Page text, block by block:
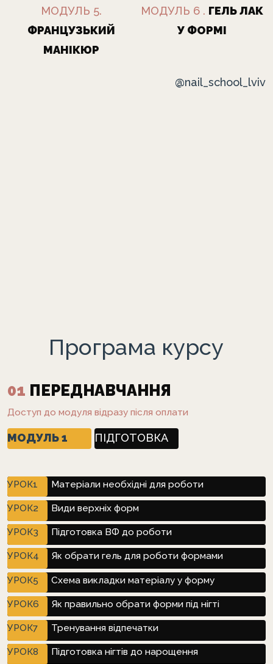
МОДУЛЬ 5.
ФРАНЦУЗЬКИЙ
МАНІКЮР
МОДУЛЬ 6 . ГЕЛЬ ЛАК
У ФОРМІ
@nail_school_lviv
Програма курсу
Доступ до модуля відразу після оплати
01 ПЕРЕДНАВЧАННЯ
МОДУЛЬ 1 ПІДГОТОВКА
УРОК1
УРОК2
УРОК3
УРОК4
УРОК5
УРОК6
УРОК7
УРОК8
Матеріали необхідні для роботи
Види верхніх форм
Підготовка ВФ до роботи
Схема викладки матеріалу у форму
Як правильно обрати форми під нігті
Як обрати гель для роботи формами
Підготовка нігтів до нарощення
Тренування відпечатки